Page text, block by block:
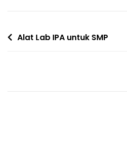
Alat Lab IPA untuk SMP